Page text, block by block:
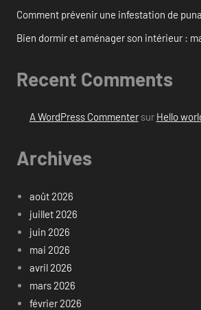
Comment prévenir une infestation de
Bien dormir et aménager son intérieur :
Recent Comments
A WordPress Commentersur Hello
Archives
août 2026
juillet 2026
juin 2026
mai 2026
avril 2026
mars 2026
février 2026